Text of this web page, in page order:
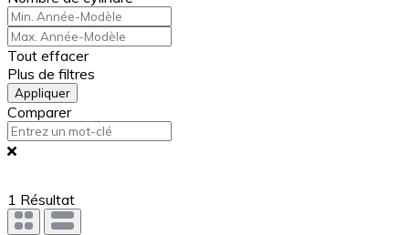
Tout effacer
Plus de filtres
Appliquer
Comparer
1 Résultat